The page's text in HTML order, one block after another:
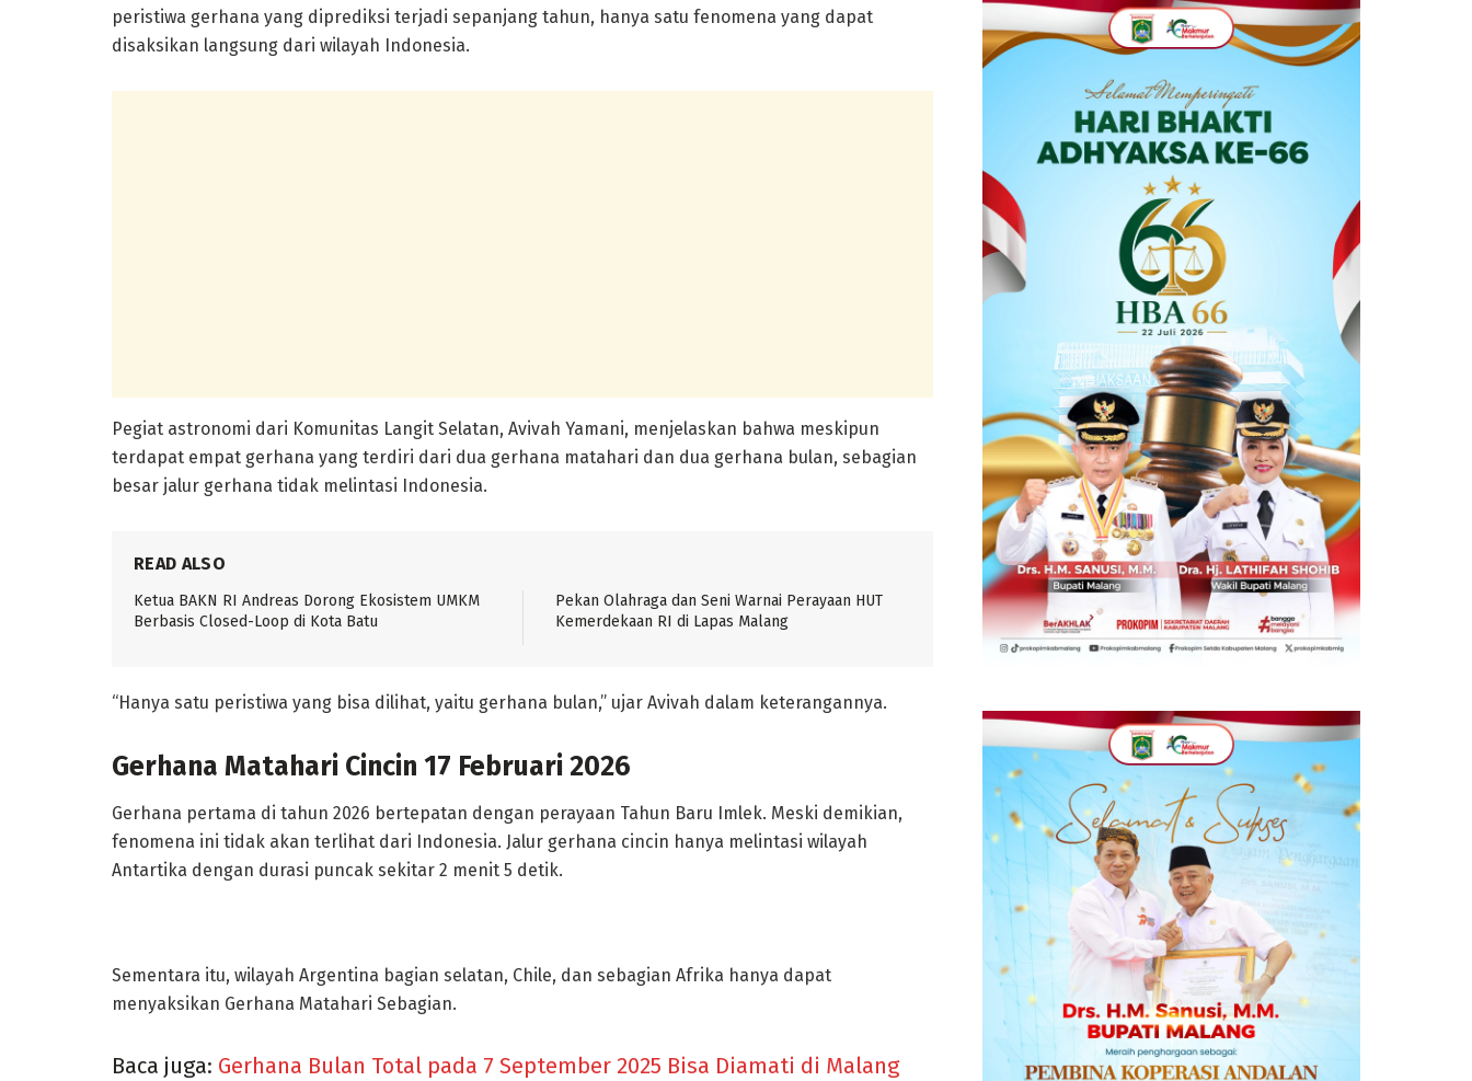
peristiwa gerhana yang diprediksi terjadi sepanjang tahun, hanya satu fenomena yang dapat
disaksikan langsung dari wilayah Indonesia.
Pegiat astronomi dari Komunitas Langit Selatan, Avivah Yamani, menjelaskan bahwa meskipun
terdapat empat gerhana yang terdiri dari dua gerhana matahari dan dua gerhana bulan, sebagian
besar jalur gerhana tidak melintasi Indonesia.
READ ALSO
Ketua BAKN RI Andreas Dorong Ekosistem UMKM
Berbasis Closed-Loop di Kota Batu
Pekan Olahraga dan Seni Warnai Perayaan HUT
Kemerdekaan RI di Lapas Malang
“Hanya satu peristiwa yang bisa dilihat, yaitu gerhana bulan,” ujar Avivah dalam keterangannya.
Gerhana Matahari Cincin 17 Februari 2026
Gerhana pertama di tahun 2026 bertepatan dengan perayaan Tahun Baru Imlek. Meski demikian,
fenomena ini tidak akan terlihat dari Indonesia. Jalur gerhana cincin hanya melintasi wilayah
Antartika dengan durasi puncak sekitar 2 menit 5 detik.
Sementara itu, wilayah Argentina bagian selatan, Chile, dan sebagian Afrika hanya dapat
menyaksikan Gerhana Matahari Sebagian.
Baca juga: Gerhana Bulan Total pada 7 September 2025 Bisa Diamati di Malang